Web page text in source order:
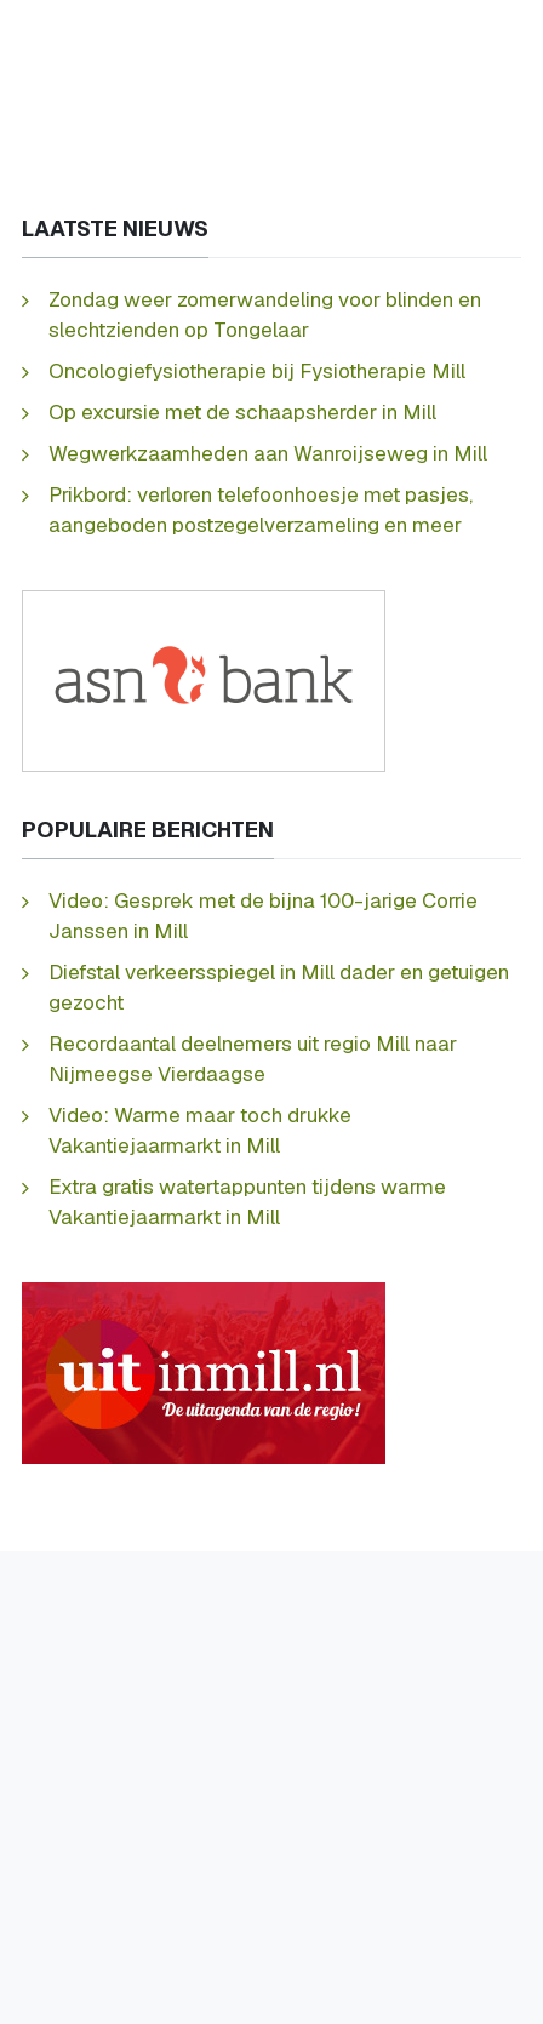
LAATSTE NIEUWS
Zondag weer zomerwandeling voor blinden en
slechtzienden op Tongelaar
Oncologiefysiotherapie bij Fysiotherapie Mill
Op excursie met de schaapsherder in Mill
Wegwerkzaamheden aan Wanroijseweg in Mill
Prikbord: verloren telefoonhoesje met pasjes,
aangeboden postzegelverzameling en meer
POPULAIRE BERICHTEN
Video: Gesprek met de bijna 100-jarige Corrie
Janssen in Mill
Diefstal verkeersspiegel in Mill dader en getuigen
gezocht
Recordaantal deelnemers uit regio Mill naar
Nijmeegse Vierdaagse
Video: Warme maar toch drukke
Vakantiejaarmarkt in Mill
Extra gratis watertappunten tijdens warme
Vakantiejaarmarkt in Mill